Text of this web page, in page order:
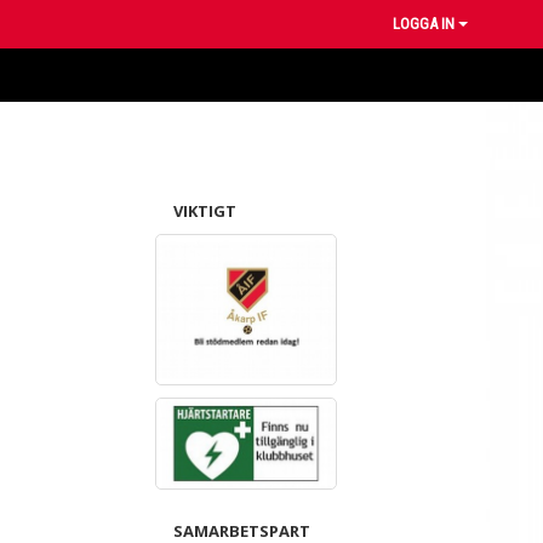
LOGGA IN
VIKTIGT
SAMARBETSPART